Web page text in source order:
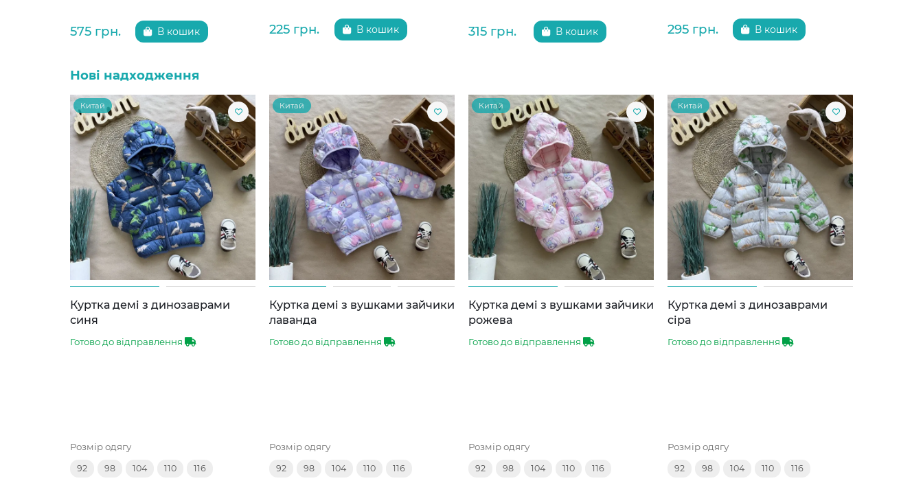
575 грн. В кошик 225 грн. В кошик 315 грн. В кошик 295 грн. В кошик
Нові надходження
Китай
Куртка демі з динозаврами
синя
Готово до відправлення
Розмір одягу
92 98 104 110 116
Китай
Куртка демі з вушками зайчики
лаванда
Готово до відправлення
Розмір одягу
92 98 104 110 116
Китай
Куртка демі з вушками зайчики
рожева
Готово до відправлення
Розмір одягу
92 98 104 110 116
Китай
Куртка демі з динозаврами
сіра
Готово до відправлення
Розмір одягу
92 98 104 110 116